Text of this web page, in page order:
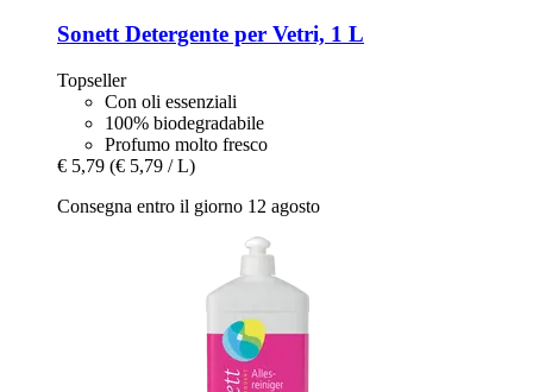
SonettDetergente per Vetri, 1 L
Topseller
Con oli essenziali
100% biodegradabile
Profumo molto fresco
€ 5,79 (€ 5,79 / L)
Consegna entro il giorno 12 agosto